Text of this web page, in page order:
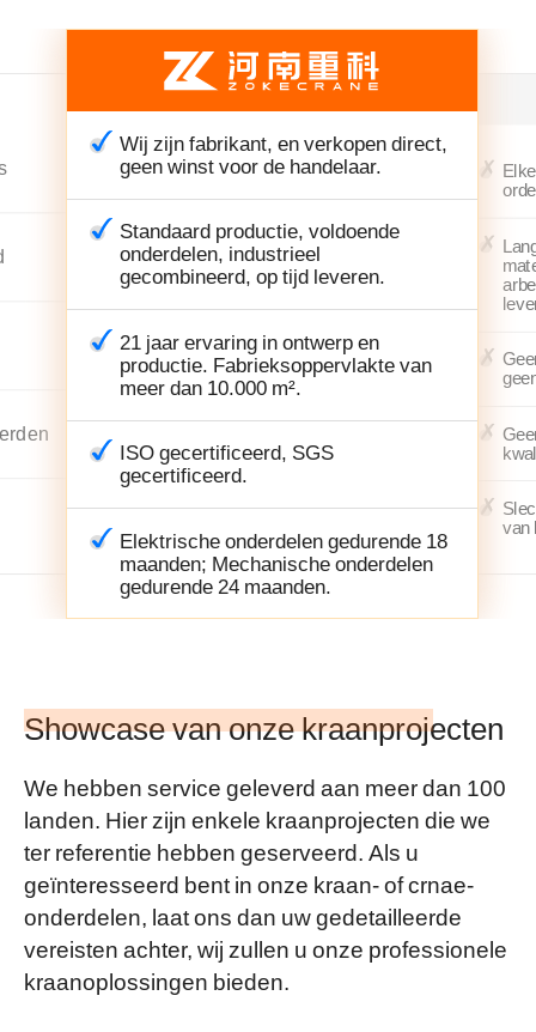
Wij zijn fabrikant, en verkopen direct,
geen winst voor de handelaar.
Standaard productie, voldoende
onderdelen, industrieel
gecombineerd, op tijd leveren.
21 jaar ervaring in ontwerp en
productie. Fabrieksoppervlakte van
meer dan 10.000 m².
ISO gecertificeerd, SGS
gecertificeerd.
Elektrische onderdelen gedurende 18
maanden; Mechanische onderdelen
gedurende 24 maanden.
van
Showcase van onze kraanprojecten
We hebben service geleverd aan meer dan 100
landen. Hier zijn enkele kraanprojecten die we
ter referentie hebben geserveerd. Als u
geïnteresseerd bent in onze kraan- of crnae-
onderdelen, laat ons dan uw gedetailleerde
vereisten achter, wij zullen u onze professionele
kraanoplossingen bieden.